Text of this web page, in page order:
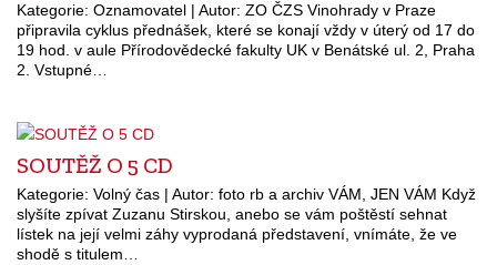
Kategorie: Oznamovatel | Autor: ZO ČZS Vinohrady v Praze
připravila cyklus přednášek, které se konají vždy v úterý od 17 do
19 hod. v aule Přírodovědecké fakulty UK v Benátské ul. 2, Praha
2. Vstupné…
SOUTĚŽ O 5 CD
Kategorie: Volný čas | Autor: foto rb a archiv VÁM, JEN VÁM Když
slyšíte zpívat Zuzanu Stirskou, anebo se vám poštěstí sehnat
lístek na její velmi záhy vyprodaná představení, vnímáte, že ve
shodě s titulem…